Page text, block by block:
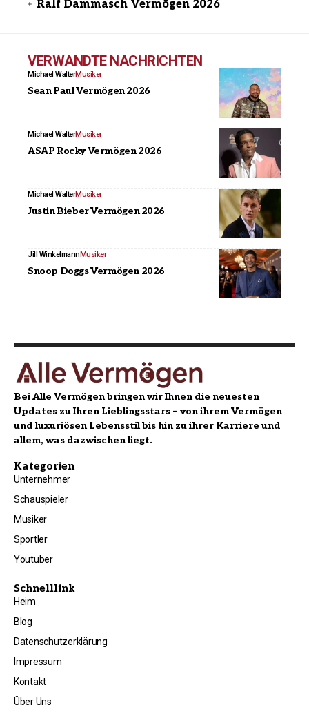
Ralf Dammasch Vermögen 2026
VERWANDTE NACHRICHTEN
Michael WalterMusiker
Sean Paul Vermögen 2026
Michael WalterMusiker
ASAP Rocky Vermögen 2026
Michael WalterMusiker
Justin Bieber Vermögen 2026
Jill WinkelmannMusiker
Snoop Doggs Vermögen 2026
Bei Alle Vermögen bringen wir Ihnen die neuesten
Updates zu Ihren Lieblingsstars – von ihrem Vermögen
und luxuriösen Lebensstil bis hin zu ihrer Karriere und
allem, was dazwischen liegt.
Kategorien
Unternehmer
Schauspieler
Musiker
Sportler
Youtuber
Schnelllink
Heim
Blog
Datenschutzerklärung
Impressum
Kontakt
Über Uns